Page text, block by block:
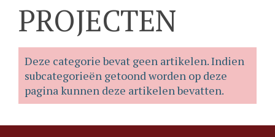
PROJECTEN
Deze categorie bevat geen artikelen. Indien
subcategorieën getoond worden op deze
pagina kunnen deze artikelen bevatten.